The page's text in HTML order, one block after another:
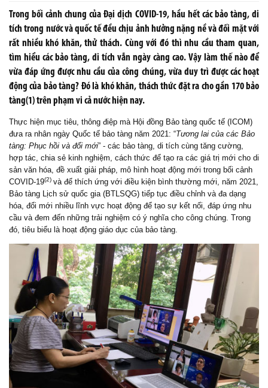
Trong bối cảnh chung của Đại dịch COVID-19, hầu hết các bảo tàng, di
tích trong nước và quốc tế đều chịu ảnh hưởng nặng nề và đối mặt với
rất nhiều khó khăn, thử thách. Cùng với đó thì nhu cầu tham quan,
tìm hiểu các bảo tàng, di tích vẫn ngày càng cao. Vậy làm thế nào để
vừa đáp ứng được nhu cầu của công chúng, vừa duy trì được các hoạt
động của bảo tàng? Đó là khó khăn, thách thức đặt ra cho gần 170 bảo
tàng(1) trên phạm vi cả nước hiện nay.
Thực hiện mục tiêu, thông điệp mà Hội đồng Bảo tàng quốc tế (ICOM)
đưa ra nhân ngày Quốc tế bảo tàng năm 2021: “Tương lai của các Bảo
tàng: Phục hồi và đổi mới” - các bảo tàng, di tích cùng tăng cường,
hợp tác, chia sẻ kinh nghiệm, cách thức để tạo ra các giá trị mới cho di
sản văn hóa, đề xuất giải pháp, mô hình hoạt động mới trong bối cảnh
COVID-19(2) và để thích ứng với điều kiện bình thường mới, năm 2021,
Bảo tàng Lịch sử quốc gia (BTLSQG) tiếp tục điều chỉnh và đa dạng
hóa, đổi mới nhiều lĩnh vực hoạt động để tạo sự kết nối, đáp ứng nhu
cầu và đem đến những trải nghiệm có ý nghĩa cho công chúng. Trong
đó, tiêu biểu là hoạt động giáo dục của bảo tàng.